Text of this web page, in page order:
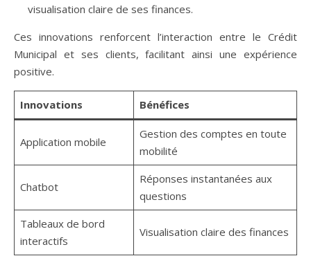
visualisation claire de ses finances.
Ces innovations renforcent l’interaction entre le Crédit
Municipal et ses clients, facilitant ainsi une expérience
positive.
Innovations Bénéfices
Application mobile
Gestion des comptes en toute
mobilité
Chatbot
Réponses instantanées aux
questions
Tableaux de bord
interactifs
Visualisation claire des finances